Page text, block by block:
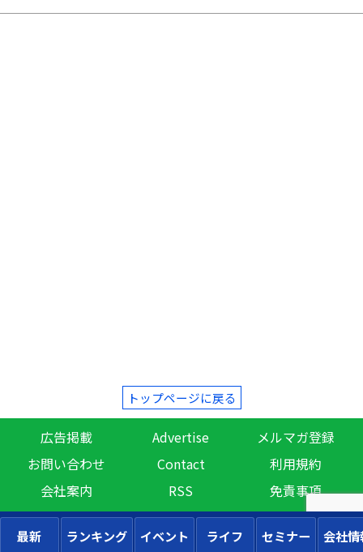
トップページに戻る
広告掲載 Advertise
メルマガ登録
お問い合わせ
Contact
利用規約
会社案内
RSS 免責事項
最新 ランキング イベント ライフ セミナー 会社